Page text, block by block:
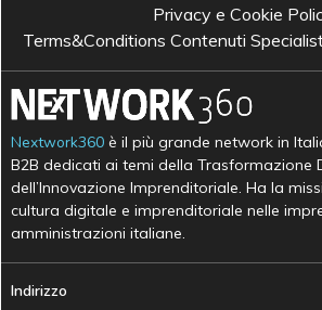
Privacy e Cookie
Terms&Conditions Contenuti
Nextwork360 è il più grande network in
B2B dedicati ai temi della Trasformazione
dell’Innovazione Imprenditoriale. Ha la
cultura digitale e imprenditoriale nelle
amministrazioni italiane.
Indirizzo